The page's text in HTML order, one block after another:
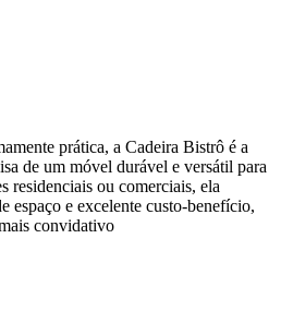
prática, a Cadeira Bistrô é a
de um móvel durável e versátil para
residenciais ou comerciais, ela
espaço e excelente custo-benefício,
convidativo